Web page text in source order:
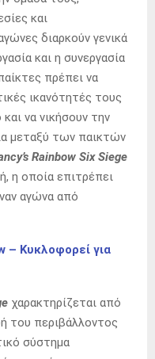
και
διαρκούν γενικά
και η συνεργασία
πρέπει να
ικανότητές τους
να νικήσουν την
μεταξύ των παικτών
Rainbow Six Siege
η οποία επιτρέπει
αγώνα από
– Κυκλοφορεί για
χαρακτηρίζεται από
του περιβάλλοντος
σύστημα